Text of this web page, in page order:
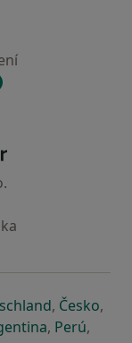
Hlavní stránka
záložce
v nové záložce
se otevře v
, Českose
,
záložce
v nové
se otevře v
, Perúse
,